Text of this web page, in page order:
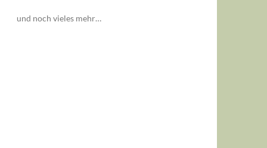
und noch vieles mehr…